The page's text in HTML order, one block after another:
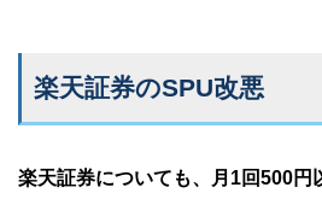
楽天証券のSPU改悪
楽天証券についても、月1回500円